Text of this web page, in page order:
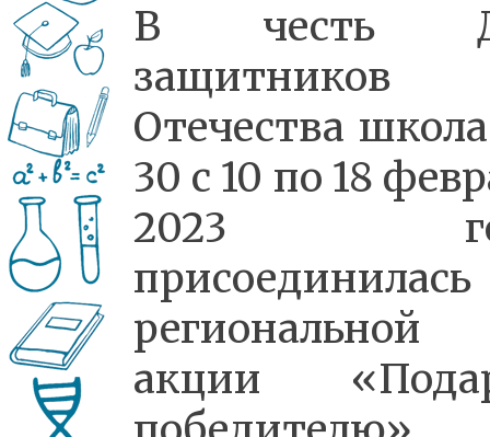
В честь
защитников
Отечества
30 с 10 по 18
2023
региональной
акции